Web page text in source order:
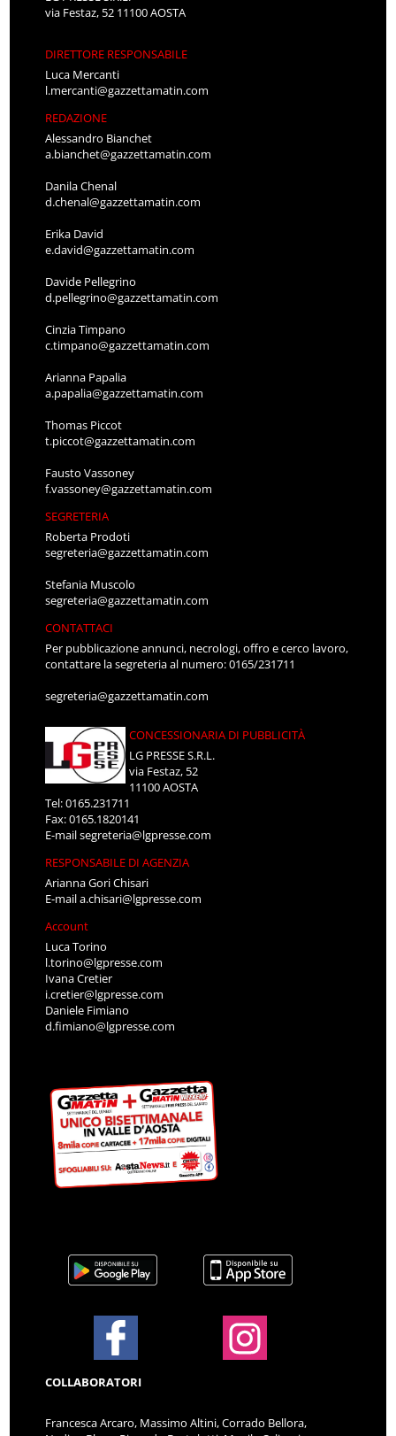
via Festaz, 52 11100 AOSTA
DIRETTORE RESPONSABILE
Luca Mercanti
l.mercanti@gazzettamatin.com
REDAZIONE
Alessandro Bianchet
a.bianchet@gazzettamatin.com
Danila Chenal
d.chenal@gazzettamatin.com
Erika David
e.david@gazzettamatin.com
Davide Pellegrino
d.pellegrino@gazzettamatin.com
Cinzia Timpano
c.timpano@gazzettamatin.com
Arianna Papalia
a.papalia@gazzettamatin.com
Thomas Piccot
t.piccot@gazzettamatin.com
Fausto Vassoney
f.vassoney@gazzettamatin.com
SEGRETERIA
Roberta Prodoti
segreteria@gazzettamatin.com
Stefania Muscolo
segreteria@gazzettamatin.com
CONTATTACI
Per pubblicazione annunci, necrologi, offro e cerco lavoro,
contattare la segreteria al numero: 0165/231711
segreteria@gazzettamatin.com
CONCESSIONARIA DI PUBBLICITÀ
LG PRESSE S.R.L.
via Festaz, 52
11100 AOSTA
Tel: 0165.231711
Fax: 0165.1820141
E-mailsegreteria@lgpresse.com
RESPONSABILE DI AGENZIA
Arianna Gori Chisari
E-maila.chisari@lgpresse.com
Account
Luca Torino
l.torino@lgpresse.com
Ivana Cretier
i.cretier@lgpresse.com
Daniele Fimiano
d.fimiano@lgpresse.com
COLLABORATORI
Francesca Arcaro, Massimo Altini, Corrado Bellora,